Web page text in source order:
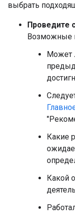
выбрать
Проведите
Возможные
Может
Какие
Какой